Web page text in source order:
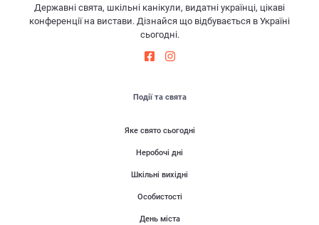
Державні свята, шкільні канікули, видатні українці, цікаві
конференції на вистави. Дізнайся що відбувається в Україні
сьогодні.
Події та свята
Яке свято сьогодні
Неробочі дні
Шкільні вихідні
Особистості
День міста